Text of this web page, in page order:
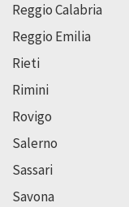
Reggio Calabria
Reggio Emilia
Rieti
Rimini
Rovigo
Salerno
Sassari
Savona